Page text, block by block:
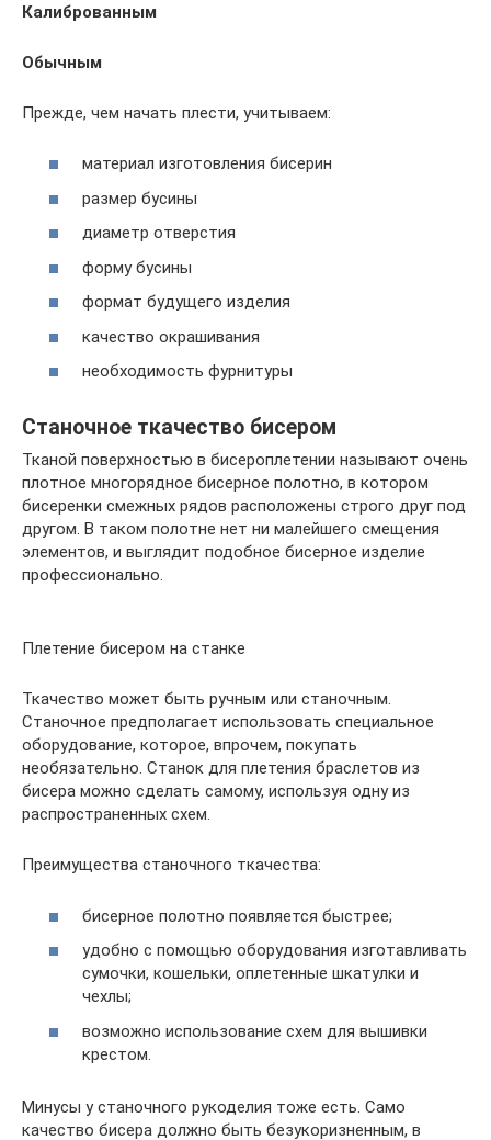
Калиброванным
Обычным
Прежде, чем начать плести, учитываем:
материал изготовления бисерин
размер бусины
диаметр отверстия
форму бусины
формат будущего изделия
качество окрашивания
необходимость фурнитуры
Станочное ткачество бисером
Тканой поверхностью в бисероплетении называют очень
плотное многорядное бисерное полотно, в котором
бисеренки смежных рядов расположены строго друг под
другом. В таком полотне нет ни малейшего смещения
элементов, и выглядит подобное бисерное изделие
профессионально.
Плетение бисером на станке
Ткачество может быть ручным или станочным.
Станочное предполагает использовать специальное
оборудование, которое, впрочем, покупать
необязательно. Станок для плетения браслетов из
бисера можно сделать самому, используя одну из
распространенных схем.
Преимущества станочного ткачества:
бисерное полотно появляется быстрее;
удобно с помощью оборудования изготавливать
сумочки, кошельки, оплетенные шкатулки и
чехлы;
возможно использование схем для вышивки
крестом.
Минусы у станочного рукоделия тоже есть. Само
качество бисера должно быть безукоризненным, в